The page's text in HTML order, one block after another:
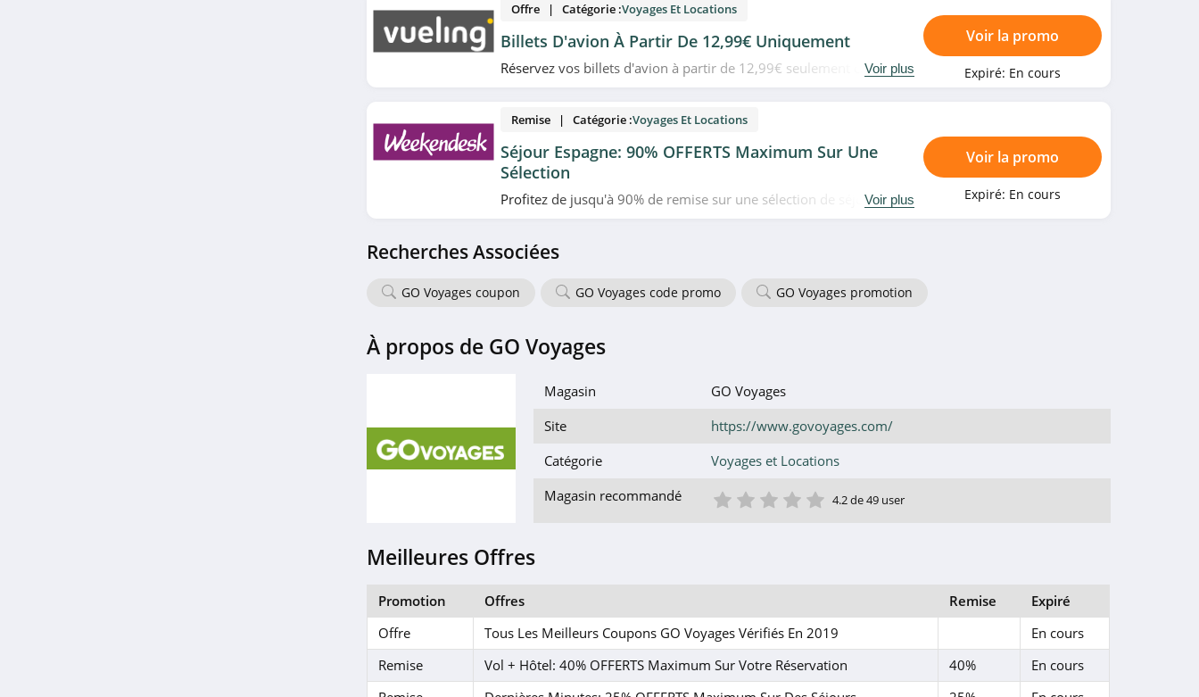
Offre | Catégorie :Voyages Et Locations
Billets D'avion À Partir De 12,99€ Uniquement
Réservez vos billets d'avion à partir de 12,99€ seulement chezVoir plus
Voir la promo
Expiré: En cours
Remise | Catégorie :Voyages Et Locations
Séjour Espagne: 90% OFFERTS Maximum Sur Une
Sélection
Profitez de jusqu'à 90% de remise sur une sélection de séjours en
Voir plus
Voir la promo
Expiré: En cours
Recherches Associées
GO Voyages coupon GO Voyages code promo GO Voyages promotion
À propos de GO Voyages
Magasin
GO Voyages
Site
https://www.govoyages.com/
Catégorie
Voyages et Locations
Magasin recommandé
5 étoile
4 étoile
3 étoile
2 étoile
1 étoile4.2 de 49 user
Meilleures Offres
Promotion Offres Remise
Expiré
Offre
Tous Les Meilleurs Coupons GO Voyages Vérifiés En 2019
En cours
Remise
Vol + Hôtel: 40% OFFERTS Maximum Sur Votre Réservation 40%
En cours